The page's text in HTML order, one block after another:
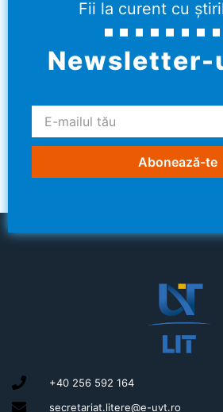
Fii la curent cu
Newsletter-
Abonează-te
+40 256 592 164
secretariat.litere@e-uvt.ro